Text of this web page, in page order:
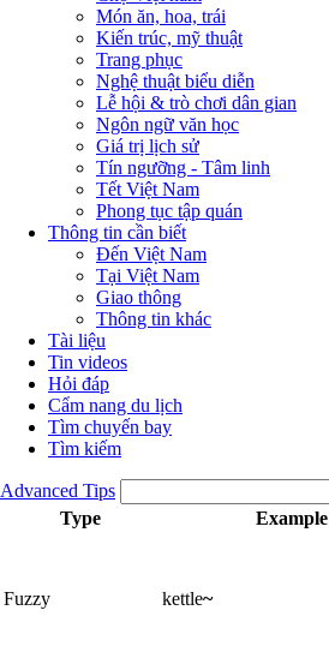
Món ăn, hoa, trái
Kiến trúc, mỹ thuật
Trang phục
Nghệ thuật biểu diễn
Lễ hội & trò chơi dân gian
Ngôn ngữ văn học
Giá trị lịch sử
Tín ngưỡng - Tâm linh
Tết Việt Nam
Phong tục tập quán
Thông tin cần biết
Đến Việt Nam
Tại Việt Nam
Giao thông
Thông tin khác
Tài liệu
Tin videos
Hỏi đáp
Cẩm nang du lịch
Tìm chuyến bay
Tìm kiếm
Advanced Tips
Type
Example
Fuzzy kettle~